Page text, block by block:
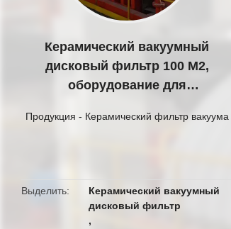
Керамический вакуумный
дисковый фильтр 100 М2,
оборудование для
обезвоживания
Продукция - Керамический фильтр вакуума
Выделить
Керамический вакуумный
дисковый фильтр
,